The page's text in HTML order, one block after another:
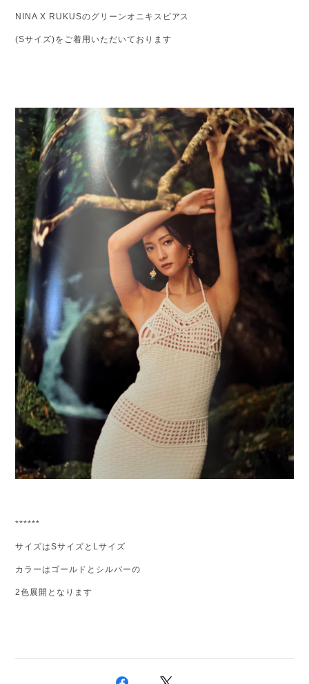
NINA X RUKUSのグリーンオニキスピアス
(Sサイズ)をご着用いただいております
******
サイズはSサイズとLサイズ
カラーはゴールドとシルバーの
2色展開となります